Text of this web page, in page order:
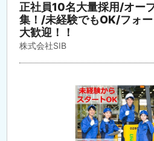
正社員10名大量採用/オー
集！/未経験でもOK/フォ
大歓迎！！
株式会社SIB